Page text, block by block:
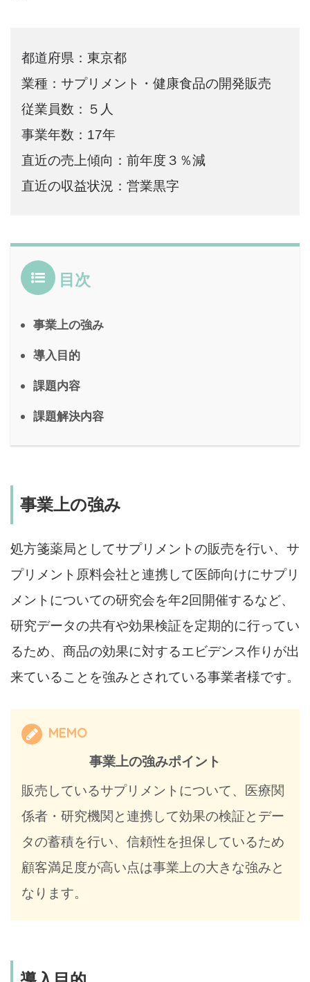
都道府県：東京都
業種：サプリメント・健康食品の開発販売
従業員数：５人
事業年数：17年
直近の売上傾向：前年度３％減
直近の収益状況：営業黒字
目次
事業上の強み
導入目的
課題内容
課題解決内容
事業上の強み
処方箋薬局としてサプリメントの販売を行い、サ
プリメント原料会社と連携して医師向けにサプリ
メントについての研究会を年2回開催するなど、
研究データの共有や効果検証を定期的に行ってい
るため、商品の効果に対するエビデンス作りが出
来ていることを強みとされている事業者様です。
MEMO
事業上の強みポイント
販売しているサプリメントについて、医療関
係者・研究機関と連携して効果の検証とデー
タの蓄積を行い、信頼性を担保しているため
顧客満足度が高い点は事業上の大きな強みと
なります。